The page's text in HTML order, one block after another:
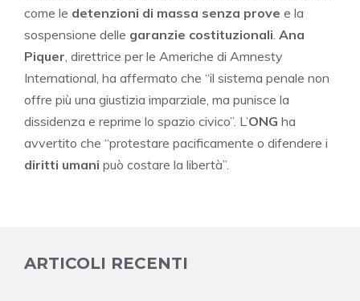
come le detenzioni di massa senza prove e la
sospensione delle garanzie costituzionali. Ana
Piquer, direttrice per le Americhe di Amnesty
International, ha affermato che “il sistema penale non
offre più una giustizia imparziale, ma punisce la
dissidenza e reprime lo spazio civico”. L’ONG ha
avvertito che “protestare pacificamente o difendere i
diritti umani può costare la libertà”.
ARTICOLI RECENTI